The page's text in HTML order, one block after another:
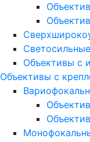
Объективы с
Объективы с